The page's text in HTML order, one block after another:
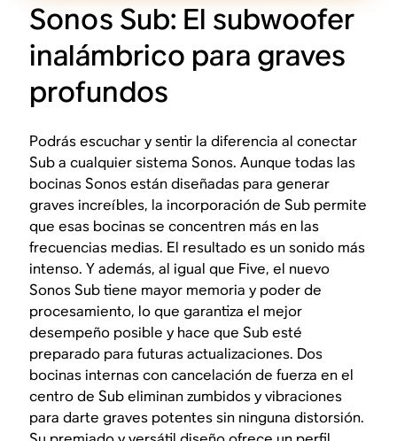
Sonos Sub: El subwoofer
inalámbrico para graves
profundos
Podrás escuchar y sentir la diferencia al conectar
Sub a cualquier sistema Sonos. Aunque todas las
bocinas Sonos están diseñadas para generar
graves increíbles, la incorporación de Sub permite
que esas bocinas se concentren más en las
frecuencias medias. El resultado es un sonido más
intenso. Y además, al igual que Five, el nuevo
Sonos Sub tiene mayor memoria y poder de
procesamiento, lo que garantiza el mejor
desempeño posible y hace que Sub esté
preparado para futuras actualizaciones. Dos
bocinas internas con cancelación de fuerza en el
centro de Sub eliminan zumbidos y vibraciones
para darte graves potentes sin ninguna distorsión.